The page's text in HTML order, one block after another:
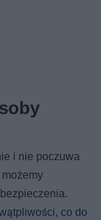
i nie poczuwa
co do